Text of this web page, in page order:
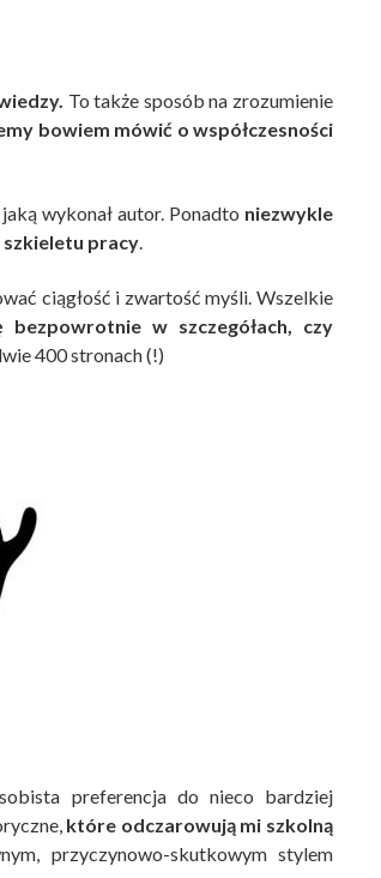
To także sposób na zrozumienie
bowiem mówić o współczesności
jaką wykonał autor. Ponadto niezwykle
szkieletu pracy.
ciągłość i zwartość myśli. Wszelkie
w szczegółach, czy
400 stronach (!)
preferencja do nieco bardziej
które odczarowują mi szkolną
przyczynowo-skutkowym stylem